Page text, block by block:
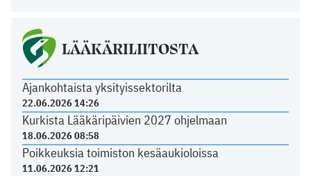
LÄÄKÄRILIITOSTA
Ajankohtaista yksityissektorilta
22.06.2026 14:26
Kurkista Lääkäripäivien 2027 ohjelmaan
18.06.2026 08:58
Poikkeuksia toimiston kesäaukioloissa
11.06.2026 12:21